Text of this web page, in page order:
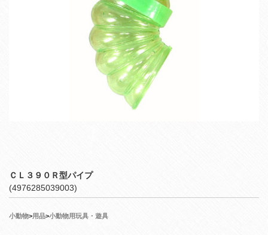
ＣＬ３９０Ｒ型パイプ
(4976285039003)
小動物>用品>小動物用玩具・遊具